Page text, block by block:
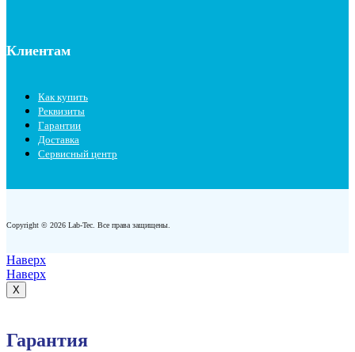
Клиентам
Как купить
Реквизиты
Гарантии
Доставка
Сервисный центр
Copyright © 2026 Lab-Tec. Все права защищены.
Наверх
Наверх
X
Гарантия